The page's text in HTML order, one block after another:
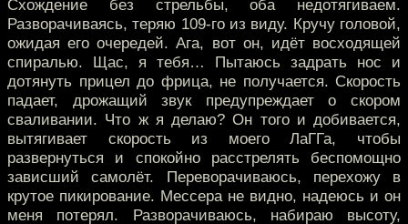
Схождение без стрельбы, оба недотягиваем.
Разворачиваясь, теряю 109-го из виду. Кручу головой,
ожидая его очередей. Ага, вот он, идёт восходящей
спиралью. Щас, я тебя… Пытаюсь задрать нос и
дотянуть прицел до фрица, не получается. Скорость
падает, дрожащий звук предупреждает о скором
сваливании. Что ж я делаю? Он того и добивается,
вытягивает скорость из моего ЛаГГа, чтобы
развернуться и спокойно расстрелять беспомощно
зависший самолёт. Переворачиваюсь, перехожу в
крутое пикирование. Мессера не видно, надеюсь и он
меня потерял. Разворачиваюсь, набираю высоту,